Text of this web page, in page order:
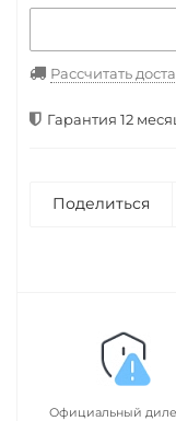
Рассчитать
Гарантия 12
Поделиться
Официальный